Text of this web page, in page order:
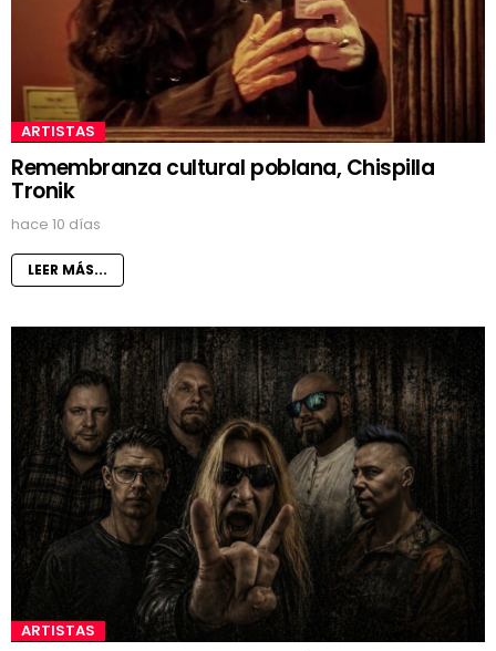
ARTISTAS
Remembranza cultural poblana, Chispilla
Tronik
hace 10 días
LEER MÁS...
ARTISTAS